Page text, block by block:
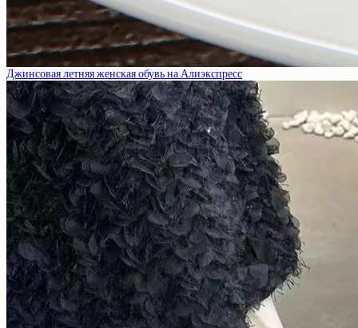
Джинсовая летняя женская обувь на Алиэкспресс